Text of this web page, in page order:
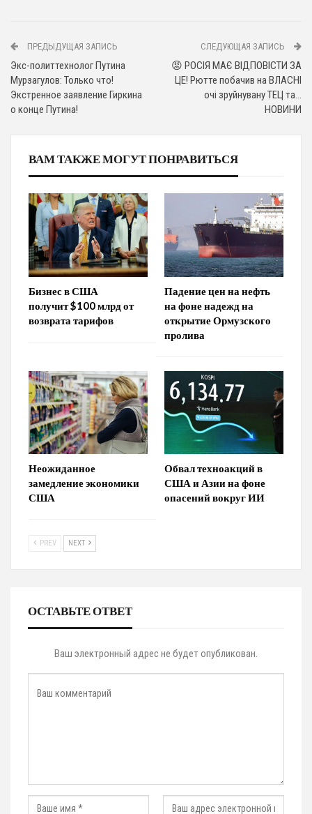
ПРЕДЫДУЩАЯ ЗАПИСЬ
Экс-политтехнолог Путина
Мурзагулов: Только что!
Экстренное заявление Гиркина
о конце Путина!
СЛЕДУЮЩАЯ ЗАПИСЬ
😡 РОСІЯ МАЄ ВІДПОВІСТИ ЗА
ЦЕ! Рютте побачив на ВЛАСНІ
очі зруйнувану ТЕЦ та…
НОВИНИ
ВАМ ТАКЖЕ МОГУТ ПОНРАВИТЬСЯ
Бизнес в США
получит $100 млрд от
возврата тарифов
Падение цен на нефть
на фоне надежд на
открытие Ормузского
пролива
Неожиданное
замедление экономики
США
Обвал техноакций в
США и Азии на фоне
опасений вокруг ИИ
PREV NEXT
ОСТАВЬТЕ ОТВЕТ
Ваш электронный адрес не будет опубликован.